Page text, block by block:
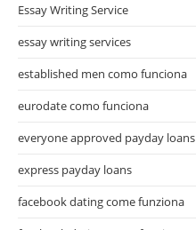
Essay Writing Service
essay writing services
established men como funciona
eurodate como funciona
everyone approved payday loans
express payday loans
facebook dating come funziona